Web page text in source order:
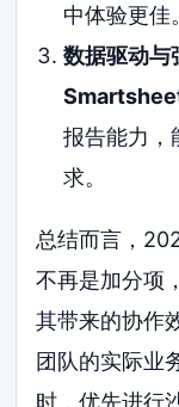
中体验更佳。
数据驱动与
报告能力，
求。
总结而言，
不再是加分项
其带来的协作
团队的实际业
时，优先进行